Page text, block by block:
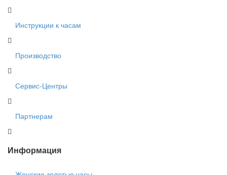
Инструкции к часам
Производство
Сервис-Центры
Партнерам
Информация